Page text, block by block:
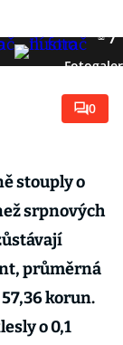
7
0
stouply o
srpnových
průměrná
korun.
o 0,1